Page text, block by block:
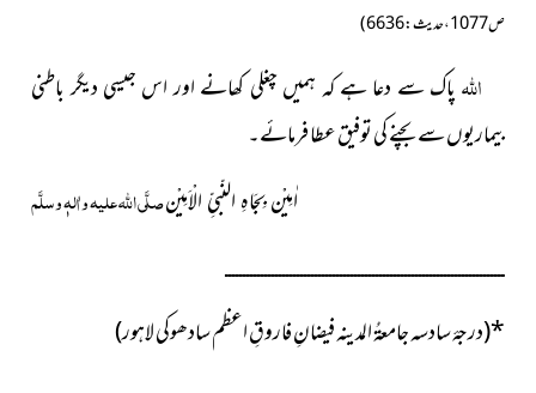
ص 1077،حدیث: 6636)
اللہپاک سے دعا ہے کہ ہمیں چغلی کھانے اور اس جیسی دیگر باطنی
بیماریوں سے بچنے کی توفیق عطا فرمائے۔
اٰمِیْن بِجَاہِ النّبیِّ الْاَمِیْنصلَّی اللہ علیہ واٰلہٖ وسلَّم
ــــــــــــــــــــــــــــــــــــــــــــــــــــــــــــــــــــــــــــــ
*(درجۂ سادسہ جامعۃُ المدینہ فیضانِ فاروقِ اعظم سادھوکی لاہور)